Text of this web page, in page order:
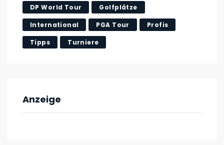
DP World Tour Golfplätze
International PGA Tour Profis
Tipps Turniere
Anzeige